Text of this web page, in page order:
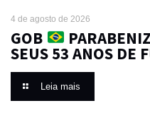
4 de agosto de 2026
GOB
SEUS 53 ANOS DE
Leia mais